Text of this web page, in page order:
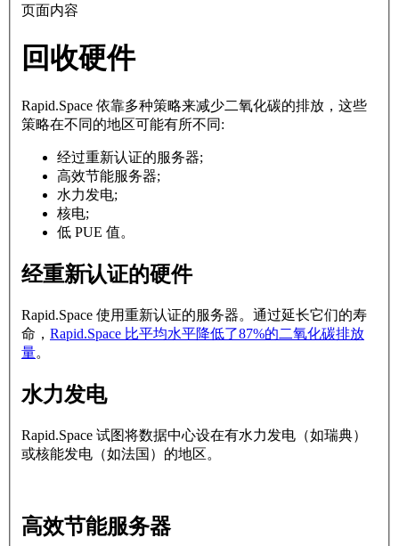
页面内容
回收硬件
Rapid.Space 依靠多种策略来减少二氧化碳的排放，这些
策略在不同的地区可能有所不同:
经过重新认证的服务器;
高效节能服务器;
水力发电;
核电;
低 PUE 值。
经重新认证的硬件
Rapid.Space 使用重新认证的服务器。通过延长它们的寿
命， Rapid.Space 比平均水平降低了87%的二氧化碳排放
量。
水力发电
Rapid.Space 试图将数据中心设在有水力发电（如瑞典）
或核能发电（如法国）的地区。
高效节能服务器